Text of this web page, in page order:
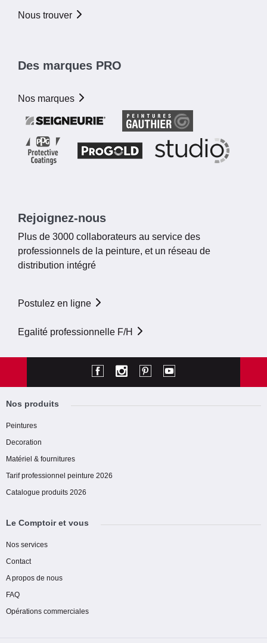
Nous trouver
Des marques PRO
Nos marques
Rejoignez-nous
Plus de 3000 collaborateurs au service des
professionnels de la peinture, et un réseau de
distribution intégré
Postulez en ligne
Egalité professionnelle F/H
Nos produits
Peintures
Decoration
Matériel & fournitures
Tarif professionnel peinture 2026
Catalogue produits 2026
Le Comptoir et vous
Nos services
Contact
A propos de nous
FAQ
Opérations commerciales